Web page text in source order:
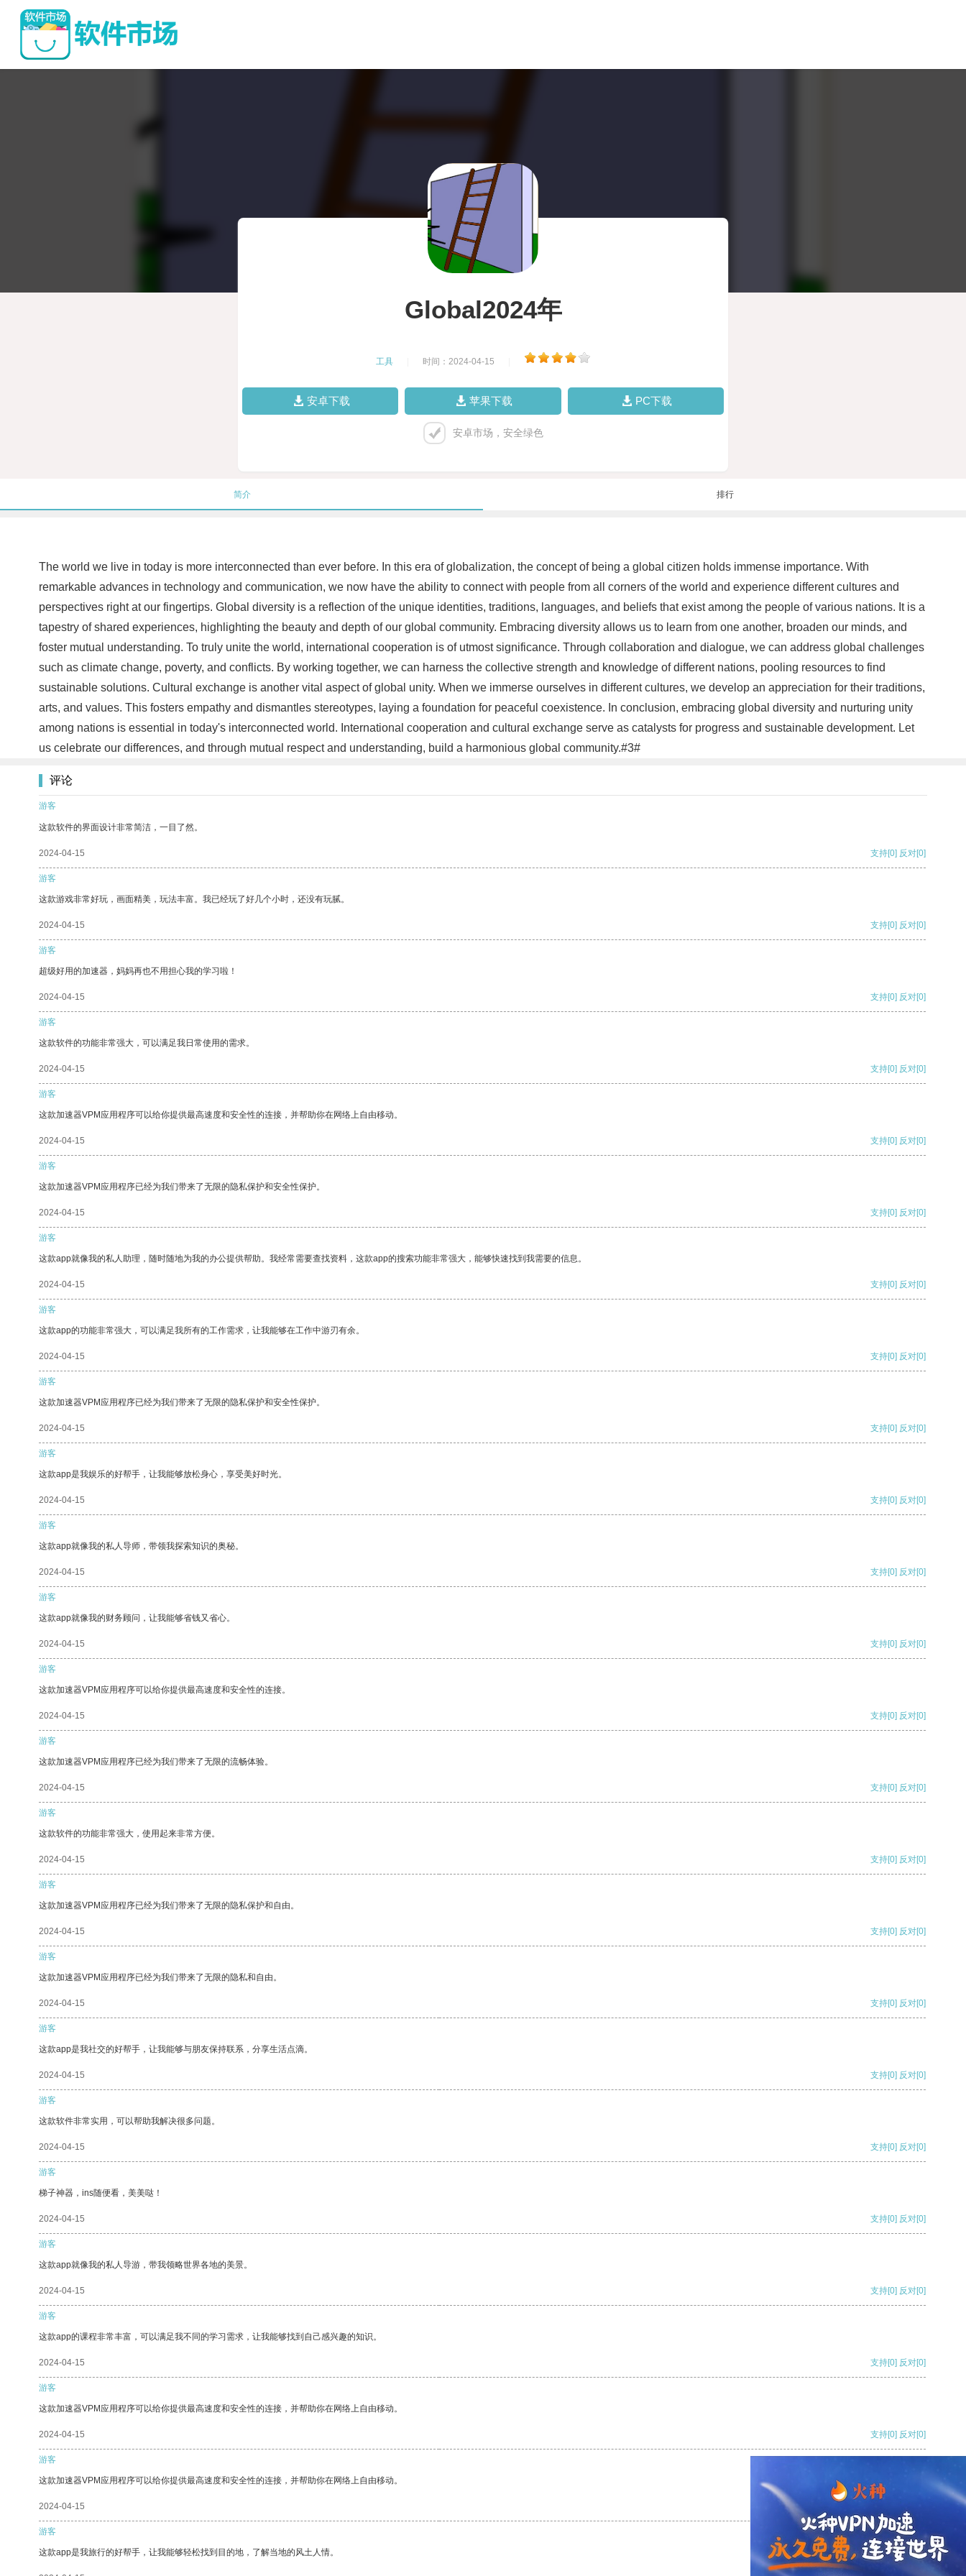
Global2024年
工具 时间：2024-04-15
安卓下载 苹果下载 PC下载
安卓市场，安全绿色
简介 排行
The world we live in today is more interconnected than ever before. In this era of globalization, the concept of being a global citizen holds immense importance. With
remarkable advances in technology and communication, we now have the ability to connect with people from all corners of the world and experience different cultures and
perspectives right at our fingertips. Global diversity is a reflection of the unique identities, traditions, languages, and beliefs that exist among the people of various nations. It is a
tapestry of shared experiences, highlighting the beauty and depth of our global community. Embracing diversity allows us to learn from one another, broaden our minds, and
foster mutual understanding. To truly unite the world, international cooperation is of utmost significance. Through collaboration and dialogue, we can address global challenges
such as climate change, poverty, and conflicts. By working together, we can harness the collective strength and knowledge of different nations, pooling resources to find
sustainable solutions. Cultural exchange is another vital aspect of global unity. When we immerse ourselves in different cultures, we develop an appreciation for their traditions,
arts, and values. This fosters empathy and dismantles stereotypes, laying a foundation for peaceful coexistence. In conclusion, embracing global diversity and nurturing unity
among nations is essential in today's interconnected world. International cooperation and cultural exchange serve as catalysts for progress and sustainable development. Let
us celebrate our differences, and through mutual respect and understanding, build a harmonious global community.#3#
评论
游客
这款软件的界面设计非常简洁，一目了然。
2024-04-15 支持[0] 反对[0]
游客
这款游戏非常好玩，画面精美，玩法丰富。我已经玩了好几个小时，还没有玩腻。
2024-04-15 支持[0] 反对[0]
游客
超级好用的加速器，妈妈再也不用担心我的学习啦！
2024-04-15 支持[0] 反对[0]
游客
这款软件的功能非常强大，可以满足我日常使用的需求。
2024-04-15 支持[0] 反对[0]
游客
这款加速器VPM应用程序可以给你提供最高速度和安全性的连接，并帮助你在网络上自由移动。
2024-04-15 支持[0] 反对[0]
游客
这款加速器VPM应用程序已经为我们带来了无限的隐私保护和安全性保护。
2024-04-15 支持[0] 反对[0]
游客
这款app就像我的私人助理，随时随地为我的办公提供帮助。我经常需要查找资料，这款app的搜索功能非常强大，能够快速找到我需要的信息。
2024-04-15 支持[0] 反对[0]
游客
这款app的功能非常强大，可以满足我所有的工作需求，让我能够在工作中游刃有余。
2024-04-15 支持[0] 反对[0]
游客
这款加速器VPM应用程序已经为我们带来了无限的隐私保护和安全性保护。
2024-04-15 支持[0] 反对[0]
游客
这款app是我娱乐的好帮手，让我能够放松身心，享受美好时光。
2024-04-15 支持[0] 反对[0]
游客
这款app就像我的私人导师，带领我探索知识的奥秘。
2024-04-15 支持[0] 反对[0]
游客
这款app就像我的财务顾问，让我能够省钱又省心。
2024-04-15 支持[0] 反对[0]
游客
这款加速器VPM应用程序可以给你提供最高速度和安全性的连接。
2024-04-15 支持[0] 反对[0]
游客
这款加速器VPM应用程序已经为我们带来了无限的流畅体验。
2024-04-15 支持[0] 反对[0]
游客
这款软件的功能非常强大，使用起来非常方便。
2024-04-15 支持[0] 反对[0]
游客
这款加速器VPM应用程序已经为我们带来了无限的隐私保护和自由。
2024-04-15 支持[0] 反对[0]
游客
这款加速器VPM应用程序已经为我们带来了无限的隐私和自由。
2024-04-15 支持[0] 反对[0]
游客
这款app是我社交的好帮手，让我能够与朋友保持联系，分享生活点滴。
2024-04-15 支持[0] 反对[0]
游客
这款软件非常实用，可以帮助我解决很多问题。
2024-04-15 支持[0] 反对[0]
游客
梯子神器，ins随便看，美美哒！
2024-04-15 支持[0] 反对[0]
游客
这款app就像我的私人导游，带我领略世界各地的美景。
2024-04-15 支持[0] 反对[0]
游客
这款app的课程非常丰富，可以满足我不同的学习需求，让我能够找到自己感兴趣的知识。
2024-04-15 支持[0] 反对[0]
游客
这款加速器VPM应用程序可以给你提供最高速度和安全性的连接，并帮助你在网络上自由移动。
2024-04-15 支持[0] 反对[0]
游客
这款加速器VPM应用程序可以给你提供最高速度和安全性的连接，并帮助你在网络上自由移动。
2024-04-15
游客
这款app是我旅行的好帮手，让我能够轻松找到目的地，了解当地的风土人情。